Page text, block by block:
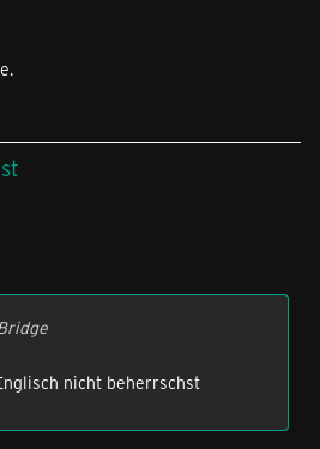
nicht beherrschst